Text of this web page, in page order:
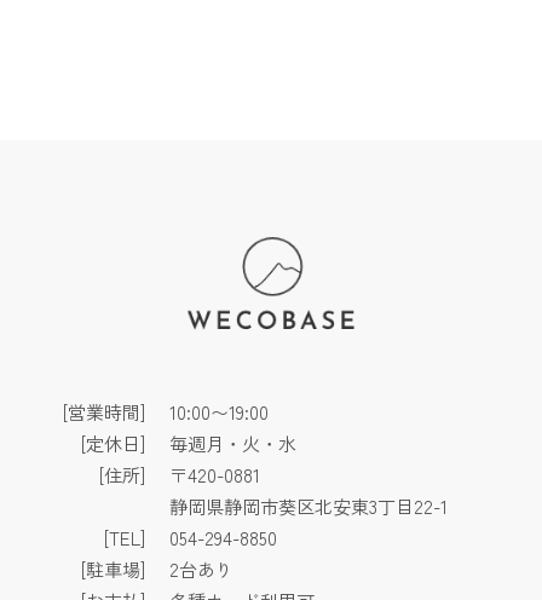
[営業時間]
10:00〜19:00
[定休日]
毎週月・火・水
[住所]
〒420-0881
静岡県静岡市葵区北安東3丁目22-1
[TEL]
054-294-8850
[駐車場]
2台あり